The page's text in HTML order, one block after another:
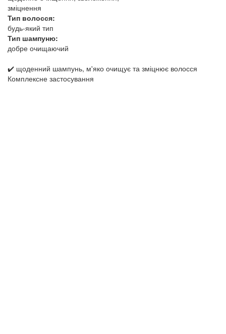
зміцнення
Тип волосся:
будь-який тип
Тип шампуню:
добре очищаючий
✔️ щоденний шампунь, м'яко очищує та зміцнює волосся
Комплексне застосування